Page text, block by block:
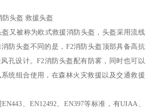
防头盔 救援头盔
盔又被称为欧式救援消防头盔，头盔采用流线
防头盔不同的是，F2消防头盔顶部具备高抗
孔设计。F2消防头盔配有防雾，同时也可以
统组合使用，在森林火灾救援以及交通救援
、EN12492、EN397等标准，有UIAA、